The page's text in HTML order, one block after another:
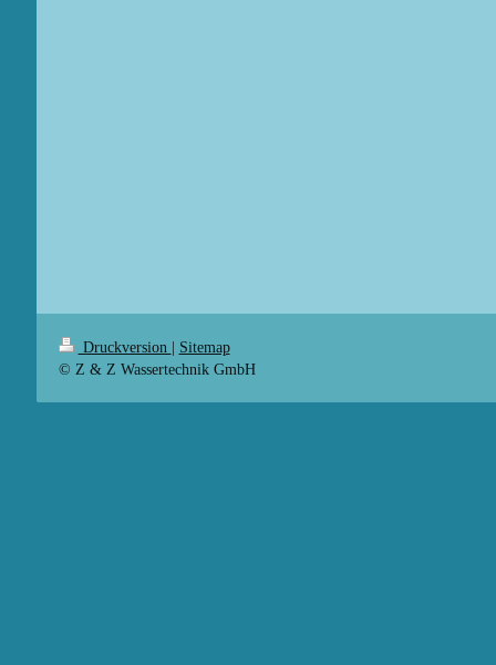
Druckversion | Sitemap
© Z & Z Wassertechnik GmbH